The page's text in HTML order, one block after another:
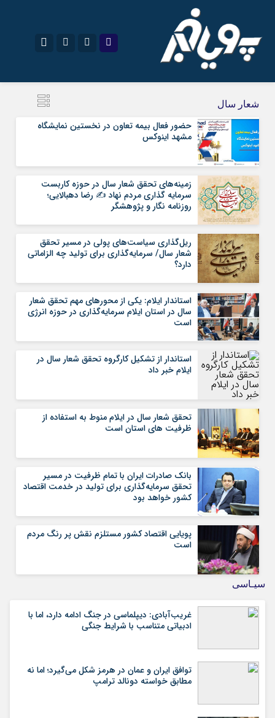
سروش
آپارات
رمز عبور
مرا به خاطر بسپار
شعار سال
حضور فعال بیمه تعاون در نخستین نمایشگاه
مشهد اینوکس
زمینه‌های تحقق شعار سال در حوزه کاربست
سرمایه‌ گذاری مردم نهاد ✍️ رضا دهبالایی؛
روزنامه نگار و پژوهشگر
ریل‌گذاری سیاست‌های پولی در مسیر تحقق
شعار سال/ سرمایه‌گذاری برای تولید چه الزاماتی
دارد؟
استاندار ایلام: یکی از محورهای مهم تحقق شعار
سال در استان ایلام سرمایه‌گذاری در حوزه انرژی
است
استاندار از تشکیل کارگروه تحقق شعار سال در
ایلام خبر داد
تحقق شعار سال در ایلام منوط به استفاده از
ظرفیت های استان است
بانک صادرات ایران با تمام ظرفیت در مسیر
تحقق سرمایه‌‌گذاری برای تولید در خدمت اقتصاد
کشور خواهد بود
پویایی اقتصاد کشور مستلزم نقش پر رنگ مردم
است
سیـاسی
غریب‌آبادی: دیپلماسی در جنگ ادامه دارد، اما با
ادبیاتی متناسب با شرایط جنگی
توافق ایران و عمان در هرمز شکل می‌گیرد؛ اما نه
مطابق خواسته دونالد ترامپ